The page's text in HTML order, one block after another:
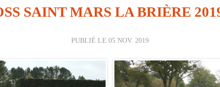
SAINT MARS LA BRIÈRE
PUBLIÉ LE 05 NOV. 2019